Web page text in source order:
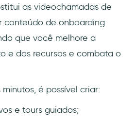
as videochamadas de
conteúdo de onboarding
que você melhore a
e dos recursos e combata o
é possível criar:
e tours guiados;